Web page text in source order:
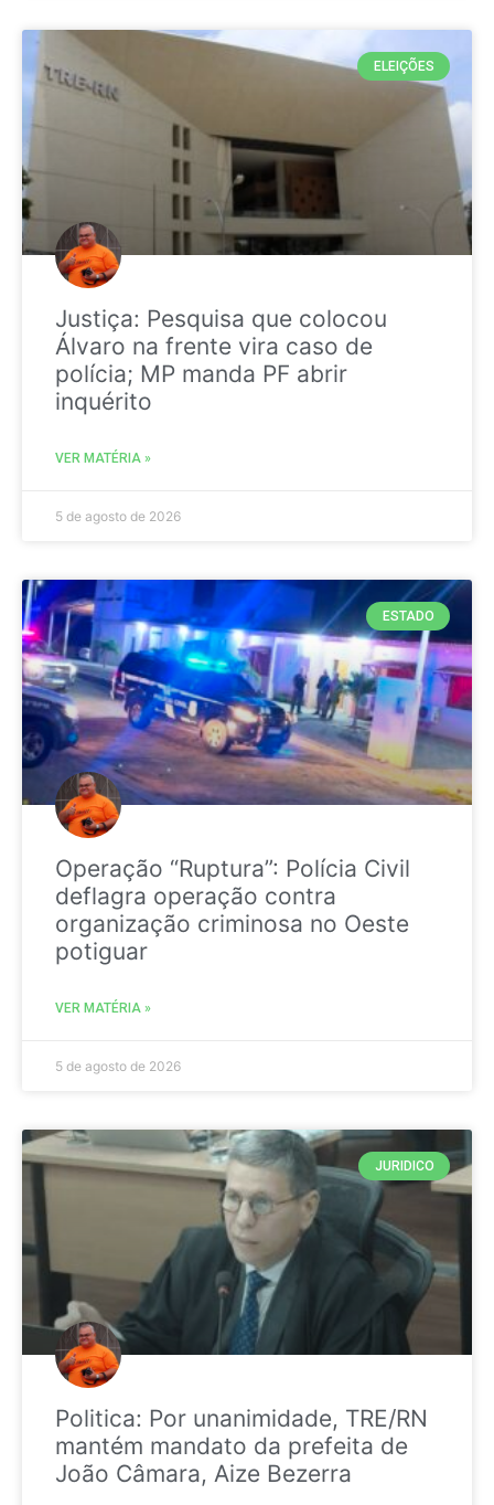
ELEIÇÕES
Justiça: Pesquisa que colocou
Álvaro na frente vira caso de
polícia; MP manda PF abrir
inquérito
VER MATÉRIA »
5 de agosto de 2026
ESTADO
Operação “Ruptura”: Polícia Civil
deflagra operação contra
organização criminosa no Oeste
potiguar
VER MATÉRIA »
5 de agosto de 2026
JURIDICO
Politica: Por unanimidade, TRE/RN
mantém mandato da prefeita de
João Câmara, Aize Bezerra